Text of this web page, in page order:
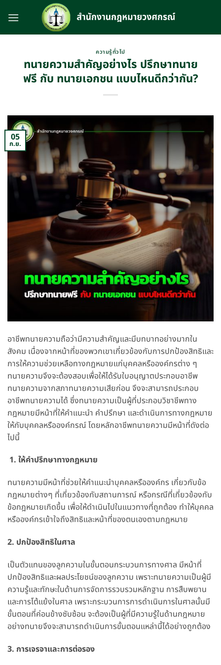
ความรู้ทั่วไป
ทนายความสำคัญอย่างไร ปรึกษาทนาย
ฟรี กับ ทนายเอกชน แบบไหนดีกว่ากัน?
05
ก.ย.
อาชีพทนายความถือว่ามีความสำคัญและมีบทบาทอย่างมากใน
สังคม เนื่องจากหน้าที่ของพวกเขาเกี่ยวข้องกับการปกป้องสิทธิและ
การให้ความช่วยเหลือทางกฎหมายแก่บุคคลหรือองค์กรต่าง ๆ
ทนายความจึงจะต้องสอบเพื่อให้ได้รับใบอนุญาตประกอบอาชีพ
ทนายความจากสภาทนายความเสียก่อน จึงจะสามารถประกอบ
อาชีพทนายความได้ ซึ่งทนายความเป็นผู้ที่ประกอบวิชาชีพทาง
กฎหมายมีหน้าที่ให้คำแนะนำ คำปรึกษา และดำเนินการทางกฎหมาย
ให้กับบุคคลหรือองค์กรณ์ โดยหลักอาชีพทนายความมีหน้าที่ดังต่อ
ไปนี้
1. ให้คำปรึกษาทางกฎหมาย
ทนายความมีหน้าที่ช่วยให้คำแนะนำบุคคลหรือองค์กร เกี่ยวกับข้อ
กฎหมายต่างๆ ที่เกี่ยวข้องกับสถานการณ์ หรือกรณีที่เกี่ยวข้องกับ
ข้อกฎหมายเกิดขึ้น เพื่อให้ดำเนินไปในแนวทางที่ถูกต้อง ทำให้บุคคล
หรือองค์กรเข้าใจถึงสิทธิและหน้าที่ของตนเองตามกฎหมาย
2. ปกป้องสิทธิในศาล
เป็นตัวแทนของลูกความในขั้นตอนกระบวนการทางศาล มีหน้าที่
ปกป้องสิทธิและผลประโยชน์ของลูกความ เพราะทนายความเป็นผู้มี
ความรู้และทักษะในด้านการจัดการรวบรวมหลักฐาน การสืบพยาน
และการโต้แย้งในศาล เพราะกระบวนการการดำเนินการในศาลนั้นมี
ขั้นตอนที่ค่อนข้างซับซ้อน จะต้องเป็นผู้ที่มีความรู้ในด้านกฎหมาย
อย่างทนายจึงจะสามารถดำเนินการขั้นตอนแหล่านี้ได้อย่างถูกต้อง
3. การเจรจาและการต่อรอง